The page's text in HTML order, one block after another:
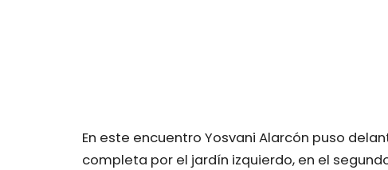
En este encuentro Yosvani Alarcón puso
completa por el jardín izquierdo, en el